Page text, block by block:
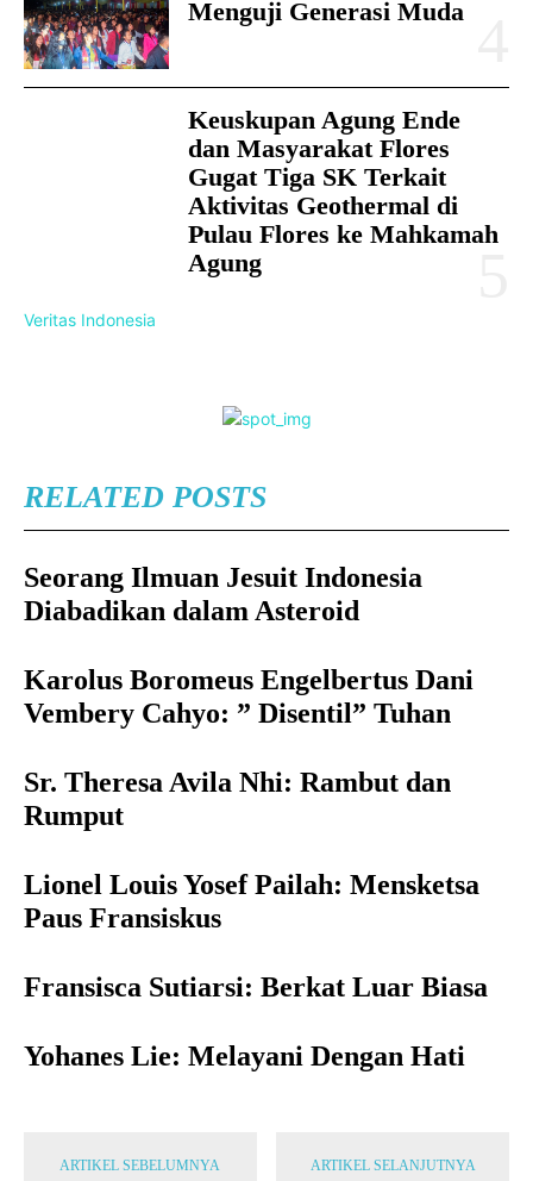
Menguji Generasi Muda
Keuskupan Agung Ende
dan Masyarakat Flores
Gugat Tiga SK Terkait
Aktivitas Geothermal di
Pulau Flores ke Mahkamah
Agung
Veritas Indonesia
RELATED POSTS
Seorang Ilmuan Jesuit Indonesia
Diabadikan dalam Asteroid
Karolus Boromeus Engelbertus Dani
Vembery Cahyo: ” Disentil” Tuhan
Sr. Theresa Avila Nhi: Rambut dan
Rumput
Lionel Louis Yosef Pailah: Mensketsa
Paus Fransiskus
Fransisca Sutiarsi: Berkat Luar Biasa
Yohanes Lie: Melayani Dengan Hati
ARTIKEL SEBELUMNYA ARTIKEL SELANJUTNYA